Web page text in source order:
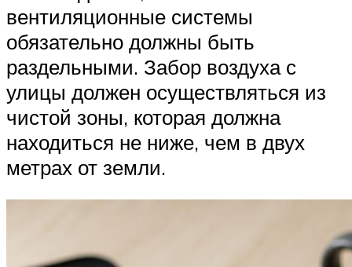
вентиляционные системы
обязательно должны быть
раздельными. Забор воздуха с
улицы должен осуществляться из
чистой зоны, которая должна
находиться не ниже, чем в двух
метрах от земли.